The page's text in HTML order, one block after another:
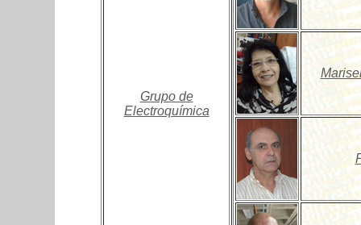
Grupo de
Electroquímica